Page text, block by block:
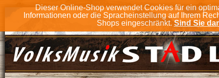
Dieser Online-Shop verwendet Cookies für ein
Informationen oder die Spracheinstellung auf Ihrem
Shops eingeschränkt. Sind Sie